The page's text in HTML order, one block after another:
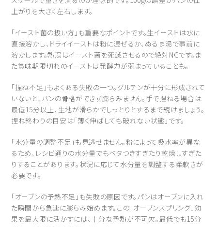
上がりを大きく左右します。
「イースト菌の扱い方」も重要なポイントです。生イーストは水に
直接溶かし、ドライイーストは粉に混ぜるか、ぬるま湯で事前に
溶かします。熱湯はイースト菌を死滅させるので絶対NGです。ま
た賞味期限切れのイーストは発酵力が弱まっていることも。
「捏ね不足」もよくある失敗の一つ。グルテンが十分に形成されて
いないと、パンの骨格ができず膨らみません。手で捏ねる場合は
最低15分以上、生地が滑らかでしっとりとするまで続けましょう。
捏ね終わりの目安は「薄く伸ばしても破れない状態」です。
「水分量の調整不足」も見逃せません。粉によって吸水率が異な
るため、レシピ通りの水分量でもベタつきすぎたり乾燥しすぎた
りすることがあります。状況に応じて水分量を調整する柔軟さが
必要です。
「オーブンの予熱不足」も失敗の原因です。パンはオーブンに入れ
た瞬間から急速に膨らみ始めます。この「オーブンスプリング」効
果を最大限に活かすには、十分な予熱が不可欠。最低でも15分